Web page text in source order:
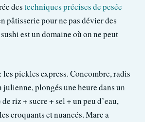
destechniques précises de pesée
pâtisserie pour ne pas dévier des
est un domaine où on ne peut
les pickles express. Concombre, radis
julienne, plongés une heure dans un
riz + sucre + sel + un peu d’eau,
croquants et nuancés. Marc a